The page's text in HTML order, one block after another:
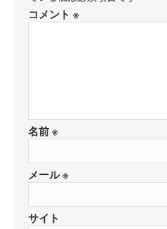
コメント ※
名前※
メール※
サイト